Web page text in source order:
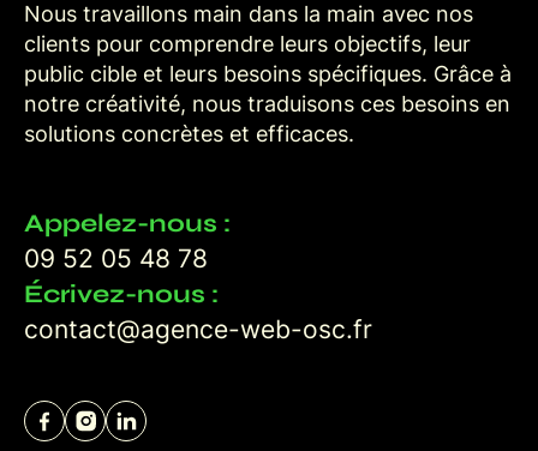
Nous travaillons main dans la main avec nos
clients pour comprendre leurs objectifs, leur
public cible et leurs besoins spécifiques. Grâce à
notre créativité, nous traduisons ces besoins en
solutions concrètes et efficaces.
Appelez-nous :
09 52 05 48 78
Écrivez-nous :
contact@agence-web-osc.fr